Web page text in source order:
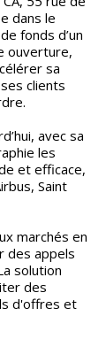
dans le
fonds d’un
ouverture,
sa
clients
avec sa
les
et efficace,
Saint
marchés en
des appels
solution
des
d'offres et